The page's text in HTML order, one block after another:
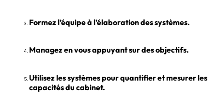
Formez l’équipe à l’élaboration des systèmes.
Managez en vous appuyant sur des objectifs.
Utilisez les systèmes pour quantifier et mesurer les
capacités du cabinet.